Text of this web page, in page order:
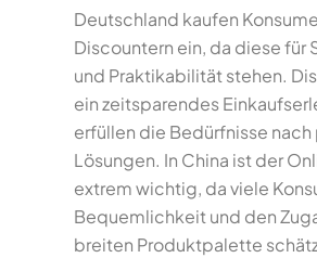
Deutschland kaufen
Discountern ein, da diese für
und Praktikabilität stehen.
ein zeitsparendes
erfüllen die Bedürfnisse
Lösungen. In China ist der
extrem wichtig, da viele
Bequemlichkeit und den
breiten Produktpalette